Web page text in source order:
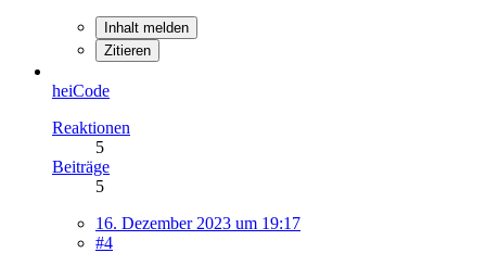
Inhalt melden
Zitieren
heiCode
Reaktionen
5
Beiträge
5
16. Dezember 2023 um 19:17
#4